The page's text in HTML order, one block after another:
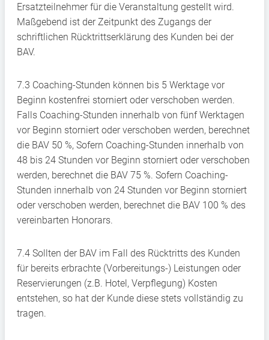
Ersatzteilnehmer für die Veranstaltung gestellt wird.
Maßgebend ist der Zeitpunkt des Zugangs der
schriftlichen Rücktrittserklärung des Kunden bei der
BAV.
7.3 Coaching-Stunden können bis 5 Werktage vor
Beginn kostenfrei storniert oder verschoben werden.
Falls Coaching-Stunden innerhalb von fünf Werktagen
vor Beginn storniert oder verschoben werden, berechnet
die BAV 50 %, Sofern Coaching-Stunden innerhalb von
48 bis 24 Stunden vor Beginn storniert oder verschoben
werden, berechnet die BAV 75 %. Sofern Coaching-
Stunden innerhalb von 24 Stunden vor Beginn storniert
oder verschoben werden, berechnet die BAV 100 % des
vereinbarten Honorars.
7.4 Sollten der BAV im Fall des Rücktritts des Kunden
für bereits erbrachte (Vorbereitungs-) Leistungen oder
Reservierungen (z.B. Hotel, Verpflegung) Kosten
entstehen, so hat der Kunde diese stets vollständig zu
tragen.